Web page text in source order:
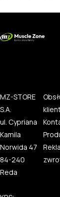
MZ-STORE
S.A.
ul. Cypriana
Kamila
Norwida 47
84-240
Reda